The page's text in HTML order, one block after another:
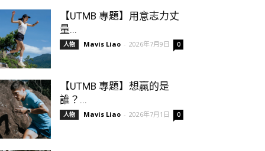
【UTMB 專題】用意志力丈
量...
人物 Mavis Liao - 2026年7月9日 0
【UTMB 專題】想贏的是
誰？...
人物 Mavis Liao - 2026年7月1日 0